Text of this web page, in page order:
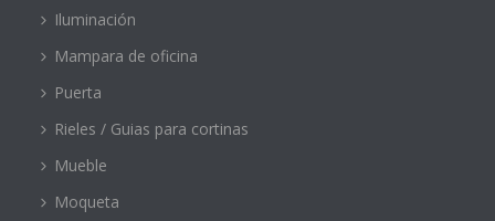
Iluminación
Mampara de oficina
Puerta
Rieles / Guias para cortinas
Mueble
Moqueta